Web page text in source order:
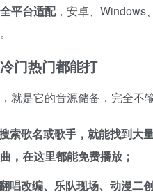
全平台适配，安卓、Windows
门热门都能打
就是它的音源储备，完全不
索歌名或歌手，就能找到大
，在这里都能免费播放；
唱改编、乐队现场、动漫二